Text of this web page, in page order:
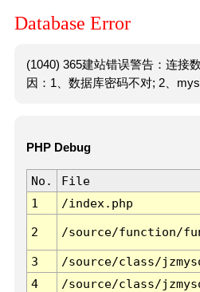
Database Error
(1040) 365建站错误警告：连接
因：1、数据库密码不对; 2、
PHP Debug
No. File
1
/index.php
2 /source/function/
3 /source/class/
4
/source/class/